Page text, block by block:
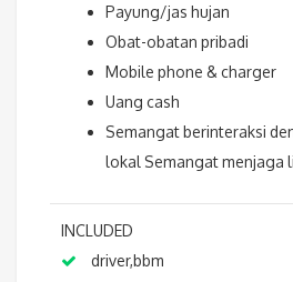
Payung/jas hujan
Obat-obatan pribadi
Mobile phone & charger
Uang cash
Semangat berinteraksi
lokal Semangat menjaga
INCLUDED
driver,bbm